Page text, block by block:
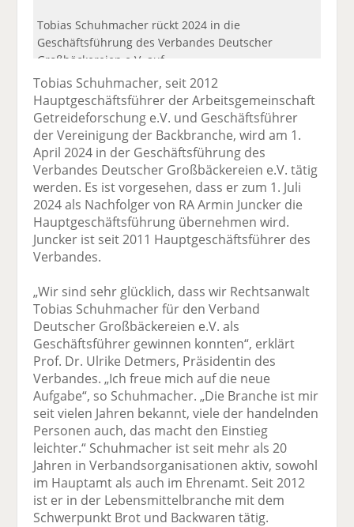
Tobias Schuhmacher rückt 2024 in die
Geschäftsführung des Verbandes Deutscher
Großbäckereien e.V. auf.
Tobias Schuhmacher, seit 2012
Hauptgeschäftsführer der Arbeitsgemeinschaft
Getreideforschung e.V. und Geschäftsführer
der Vereinigung der Backbranche, wird am 1.
April 2024 in der Geschäftsführung des
Verbandes Deutscher Großbäckereien e.V. tätig
werden. Es ist vorgesehen, dass er zum 1. Juli
2024 als Nachfolger von RA Armin Juncker die
Hauptgeschäftsführung übernehmen wird.
Juncker ist seit 2011 Hauptgeschäftsführer des
Verbandes.
„Wir sind sehr glücklich, dass wir Rechtsanwalt
Tobias Schuhmacher für den Verband
Deutscher Großbäckereien e.V. als
Geschäftsführer gewinnen konnten“, erklärt
Prof. Dr. Ulrike Detmers, Präsidentin des
Verbandes. „Ich freue mich auf die neue
Aufgabe“, so Schuhmacher. „Die Branche ist mir
seit vielen Jahren bekannt, viele der handelnden
Personen auch, das macht den Einstieg
leichter.“ Schuhmacher ist seit mehr als 20
Jahren in Verbandsorganisationen aktiv, sowohl
im Hauptamt als auch im Ehrenamt. Seit 2012
ist er in der Lebensmittelbranche mit dem
Schwerpunkt Brot und Backwaren tätig.